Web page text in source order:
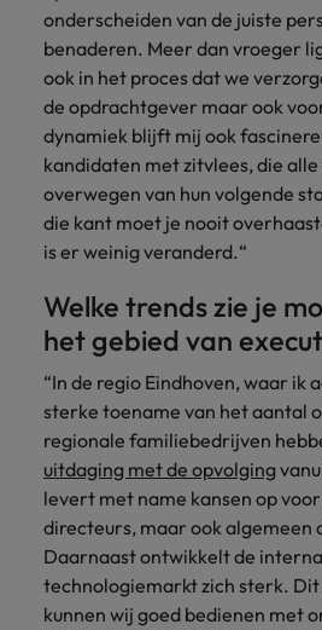
onderscheiden van de juiste
benaderen. Meer dan vroeger
ook in het proces dat we
de opdrachtgever maar ook
dynamiek blijft mij ook
kandidaten met zitvlees, die
overwegen van hun volgende
die kant moet je nooit
is er weinig veranderd.“
Welke trends zie je
het gebied van
“In de regio Eindhoven, waar ik
sterke toename van het aantal
regionale familiebedrijven
uitdaging met de opvolging
levert met name kansen op
directeurs, maar ook algemeen
Daarnaast ontwikkelt de
technologiemarkt zich sterk.
kunnen wij goed bedienen met